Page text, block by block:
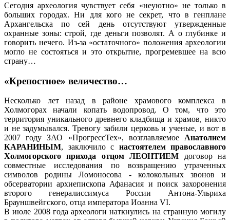
Сегодня археология чувствует себя «неуютно» не только в
больших городах. Ни для кого не секрет, что в генплане
Архангельска по сей день отсутствуют утвержденные
охранные зоны: строй, где деньги позволят. А о глубинке и
говорить нечего. Из-за «остаточного» положения археологии
могло не состояться и это открытие, прогремевшее на всю
страну…
«Крепостное» величество…
Несколько лет назад в районе храмового комплекса в
Холмогорах начали копать водопровод. О том, что это
территория уникального древнего кладбища и храмов, никто
и не задумывался. Тревогу забили церковь и ученые, и вот в
2007 году ЗАО «ПрогрессТех», возглавляемоеАнатолием
КАРАНИНЫМ, заключило с настоятелем православного
Холмогорского прихода отцом ЛЕОНТИЕМ договор на
совместные исследования по возвращению утраченных
символов родины Ломоносова - колокольных звонов и
обсерватории архиепископа Афанасия и поиск захоронения
второго генералиссимуса России Антона-Ульриха
Брауншвейгского, отца императора Иоанна VI.
В июле 2008 года археологи наткнулись на странную могилу